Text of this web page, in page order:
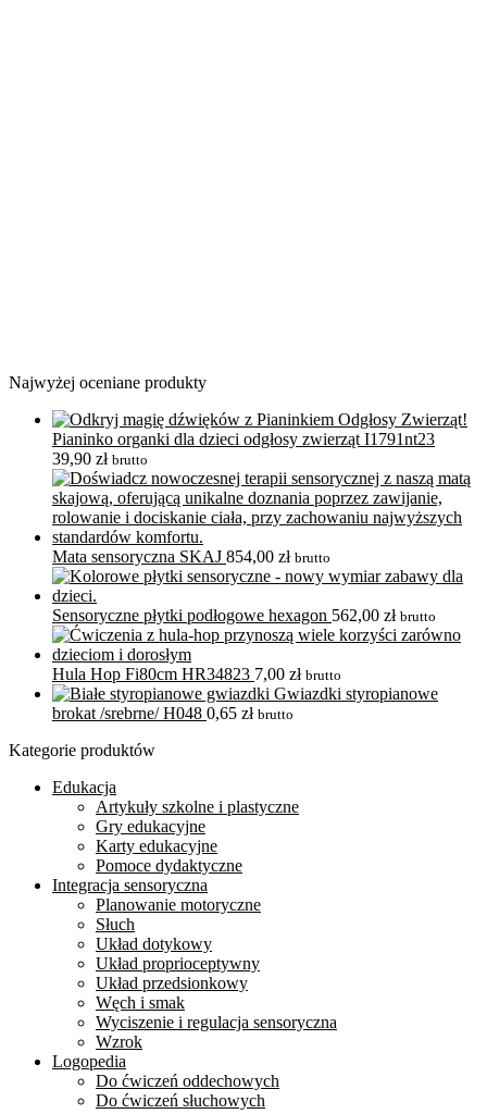
Najwyżej oceniane produkty
Pianinko organki dla dzieci odgłosy zwierząt I1791nt23
39,90 zł brutto
Mata sensoryczna SKAJ 854,00 zł brutto
Sensoryczne płytki podłogowe hexagon 562,00 zł brutto
Hula Hop Fi80cm HR34823 7,00 zł brutto
Gwiazdki styropianowe
brokat /srebrne/ H048 0,65 zł brutto
Kategorie produktów
Edukacja
Artykuły szkolne i plastyczne
Gry edukacyjne
Karty edukacyjne
Pomoce dydaktyczne
Integracja sensoryczna
Planowanie motoryczne
Słuch
Układ dotykowy
Układ proprioceptywny
Układ przedsionkowy
Węch i smak
Wyciszenie i regulacja sensoryczna
Wzrok
Logopedia
Do ćwiczeń oddechowych
Do ćwiczeń słuchowych